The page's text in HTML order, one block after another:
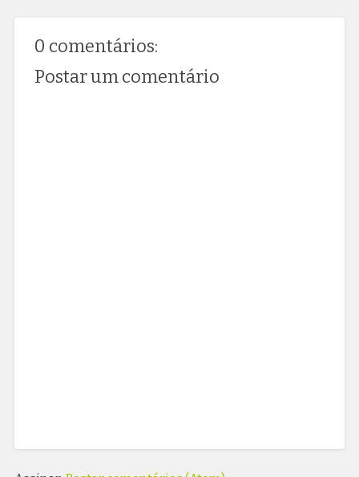
0 comentários:
Postar um comentário